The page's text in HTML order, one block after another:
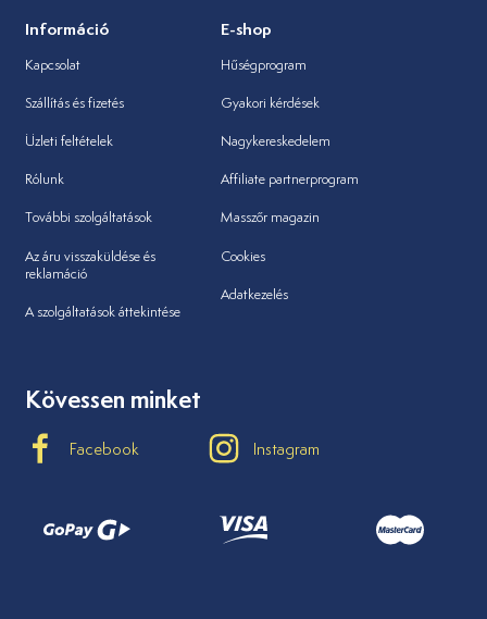
Információ
Kapcsolat
Szállítás és fizetés
Üzleti feltételek
Rólunk
További szolgáltatások
Az áru visszaküldése és
reklamáció
A szolgáltatások áttekintése
E-shop
Hűségprogram
Gyakori kérdések
Nagykereskedelem
Affiliate partnerprogram
Masszőr magazin
Cookies
Adatkezelés
Kövessen minket
Facebook Instagram